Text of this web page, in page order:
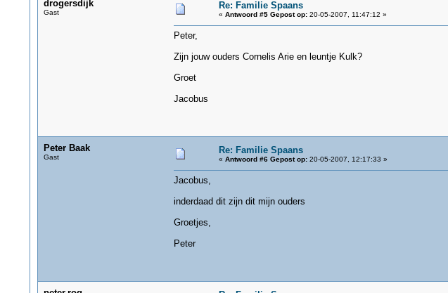
drogersdijk
Gast
Re: Familie Spaans
« Antwoord #5 Gepost op:20-05-2007, 11:47:12 »
Peter,
Zijn jouw ouders Cornelis Arie en leuntje Kulk?
Groet
Jacobus
Peter Baak
Gast
Re: Familie Spaans
« Antwoord #6 Gepost op:20-05-2007, 12:17:33 »
Jacobus,
inderdaad dit zijn dit mijn ouders
Groetjes,
Peter